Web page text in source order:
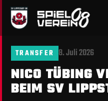
TRANSFER 8. Juli 2026
NICO TÜBING
BEIM SV